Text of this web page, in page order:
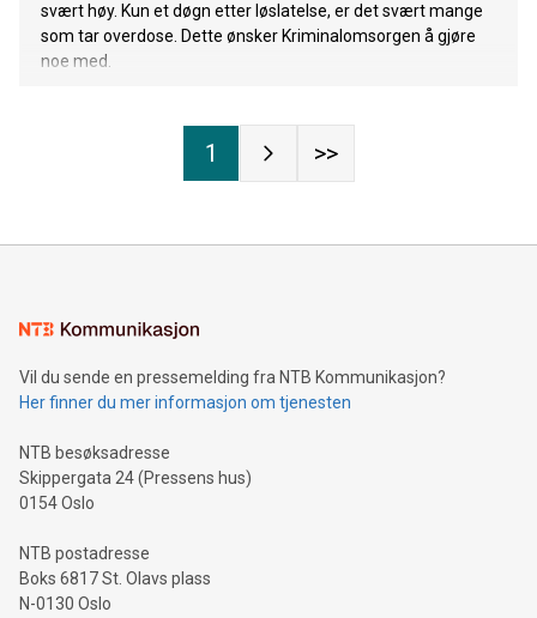
svært høy. Kun et døgn etter løslatelse, er det svært mange
som tar overdose. Dette ønsker Kriminalomsorgen å gjøre
noe med.
1 >>
Vil du sende en pressemelding fra NTB Kommunikasjon?
Her finner du mer informasjon om tjenesten
NTB besøksadresse
Skippergata 24 (Pressens hus)
0154 Oslo
NTB postadresse
Boks 6817 St. Olavs plass
N-0130 Oslo